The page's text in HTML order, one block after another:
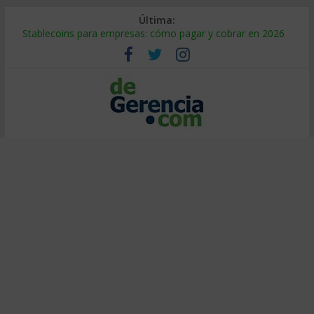
Última:
Stablecoins para empresas: cómo pagar y cobrar en 2026
Despido silencioso: qué es y por qué sale tan caro
IA en selección de personal: cómo auditarla a tiempo
Trabajo forzoso en la cadena de suministro: qué hacer
Mercado hispano de EE. UU.: cómo segmentarlo y venderle